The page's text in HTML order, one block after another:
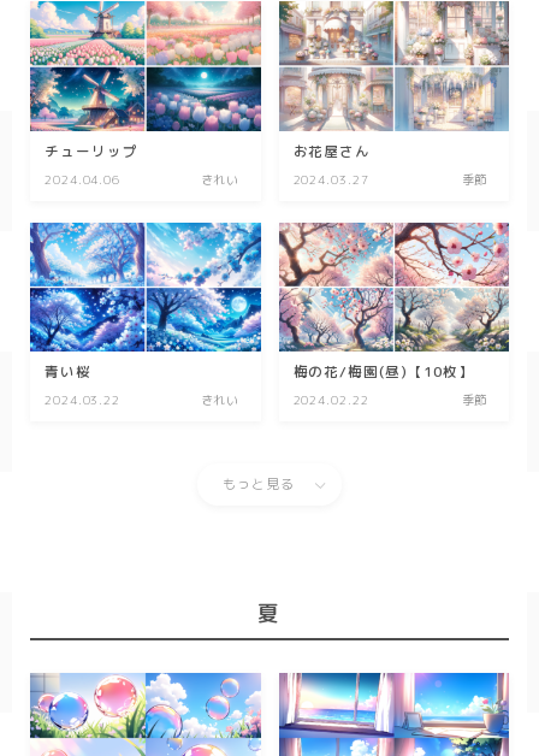
自然
森
海
花
食べ物
スイーツ
部屋
キッチン
施設
レストラン/カフェ
チューリップ
2024.04.06 きれい
お花屋さん
2024.03.27 季節
青い桜
2024.03.22 きれい
梅の花/梅園(昼)【10枚】
2024.02.22 季節
もっと見る
夏